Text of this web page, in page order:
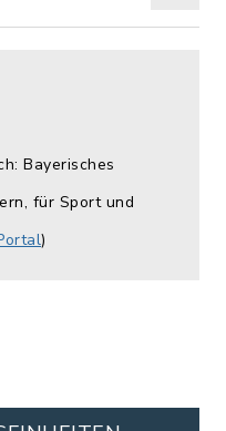
Bayerisches
für Sport und
)